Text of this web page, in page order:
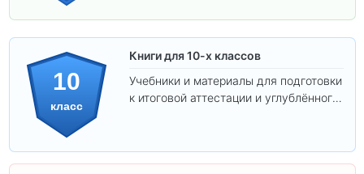
10
класс
Книги для 10-х классов
Учебники и материалы для подготовки
к итоговой аттестации и углублённого